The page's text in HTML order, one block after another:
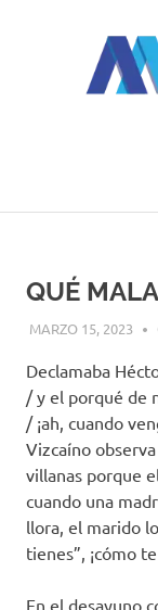
QUÉ
MARZO 15, 2023
Declamaba
/ y el porqué de
/ ¡ah, cuando
Vizcaíno
villanas porque
cuando una
llora, el marido
tienes”, ¡cómo
En el desayuno